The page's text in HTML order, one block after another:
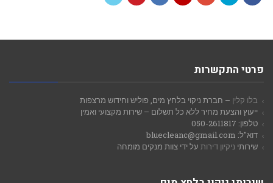
פרטי התקשרות
בלו קלין – חברת ניקוי בלחץ מים, פוליש וחידוש מרצפות
ייעוץ והצעת מחיר ללא כל תשלום – שירות מקצועי ואמין
טלפון: 050-2611817
דוא"ל: bluecleanc@gmail.com
שירותי ניקיון דירות על ידי צוות מנקים מומחה